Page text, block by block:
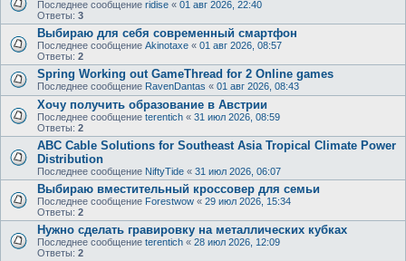
Последнее сообщение ridise « 01 авг 2026, 22:40
Ответы: 3
Выбираю для себя современный смартфон
Последнее сообщение Akinotaxe « 01 авг 2026, 08:57
Ответы: 2
Spring Working out GameThread for 2 Online games
Последнее сообщение RavenDantas « 01 авг 2026, 08:43
Хочу получить образование в Австрии
Последнее сообщение terentich « 31 июл 2026, 08:59
Ответы: 2
ABC Cable Solutions for Southeast Asia Tropical Climate Power
Distribution
Последнее сообщение NiftyTide « 31 июл 2026, 06:07
Выбираю вместительный кроссовер для семьи
Последнее сообщение Forestwow « 29 июл 2026, 15:34
Ответы: 2
Нужно сделать гравировку на металлических кубках
Последнее сообщение terentich « 28 июл 2026, 12:09
Ответы: 2